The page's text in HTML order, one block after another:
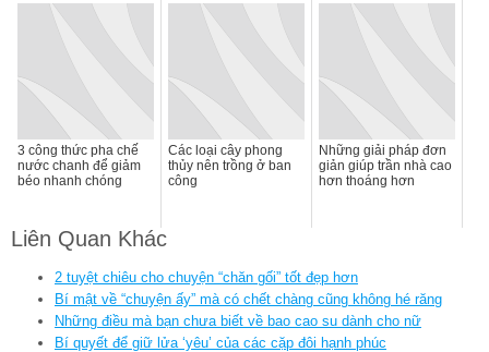
3 công thức pha chế
nước chanh để giảm
béo nhanh chóng
Các loại cây phong
thủy nên trồng ở ban
công
Những giải pháp đơn
giản giúp trần nhà cao
hơn thoáng hơn
Liên Quan Khác
2 tuyệt chiêu cho chuyện “chăn gối” tốt đẹp hơn
Bí mật về “chuyện ấy” mà có chết chàng cũng không hé răng
Những điều mà bạn chưa biết về bao cao su dành cho nữ
Bí quyết để giữ lửa ‘yêu’ của các cặp đôi hạnh phúc